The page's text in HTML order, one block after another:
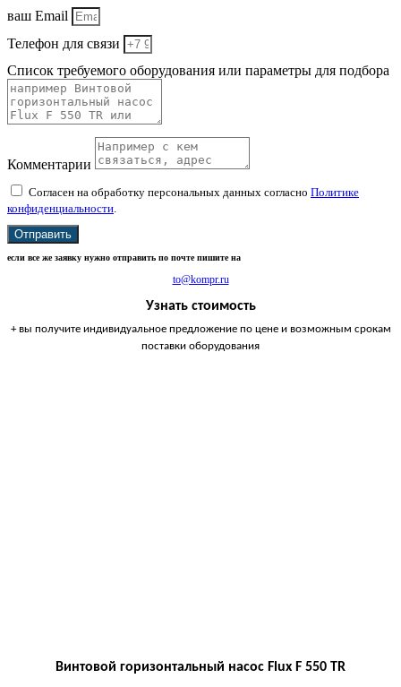
ваш Email
Телефон для связи
Список требуемого оборудования или параметры для подбора
Комментарии
Согласен на обработку персональных данных согласно Политике
конфиденциальности.
Отправить
если все же заявку нужно отправить по почте пишите на
to@kompr.ru
Узнать стоимость
+ вы получите индивидуальное предложение по цене и возможным срокам
поставки оборудования
Винтовой горизонтальный насос Flux F 550 TR